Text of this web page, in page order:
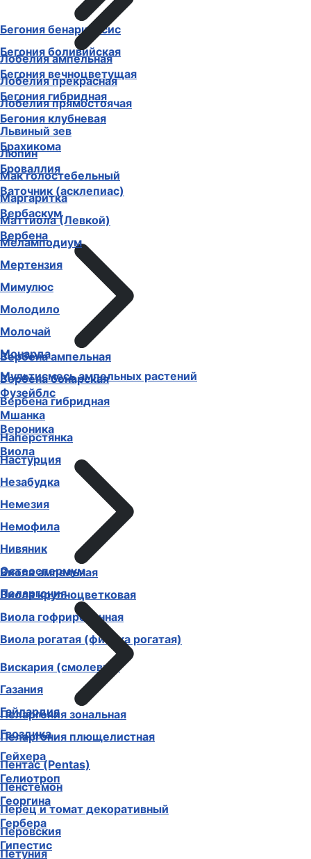
Бегония бенариенсис
Бегония боливийская
Бегония вечноцветущая
Бегония гибридная
Бегония клубневая
Брахикома
Броваллия
Ваточник (асклепиас)
Вербаскум
Вербена
Вербена ампельная
Вербена бонарская
Вербена гибридная
Вероника
Виола
Виола ампельная
Виола крупноцветковая
Виола гофрированная
Виола рогатая (фиалка рогатая)
Вискария (смолевка)
Газания
Гайлардия
Гвоздика
Гейхера
Гелиотроп
Георгина
Гербера
Гипестис
Лобелия ампельная
Лобелия прекрасная
Лобелия прямостоячая
Львиный зев
Люпин
Мак голостебельный
Маргаритка
Маттиола (Левкой)
Меламподиум
Мертензия
Мимулюс
Молодило
Молочай
Монарда
Мультисмесь ампельных растений
Фузейблс
Мшанка
Наперстянка
Настурция
Незабудка
Немезия
Немофила
Нивяник
Остеоспермум
Пеларгония
Пеларгония зональная
Пеларгония плющелистная
Пентас (Pentas)
Пенстемон
Перец и томат декоративный
Перовския
Петуния